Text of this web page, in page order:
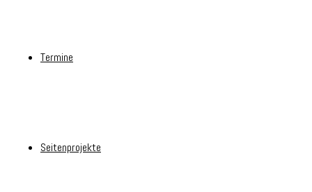
Termine
Seitenprojekte